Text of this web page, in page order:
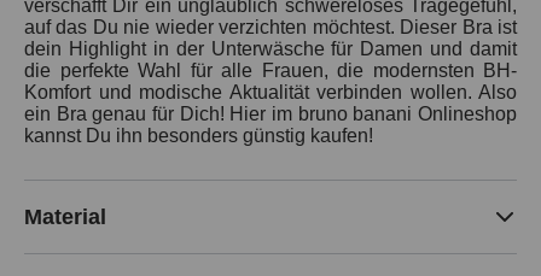
verschafft Dir ein unglaublich schwereloses Tragegefühl,
auf das Du nie wieder verzichten möchtest. Dieser Bra ist
dein Highlight in der Unterwäsche für Damen und damit
die perfekte Wahl für alle Frauen, die modernsten BH-
Komfort und modische Aktualität verbinden wollen. Also
ein Bra genau für Dich! Hier im bruno banani Onlineshop
kannst Du ihn besonders günstig kaufen!
Material